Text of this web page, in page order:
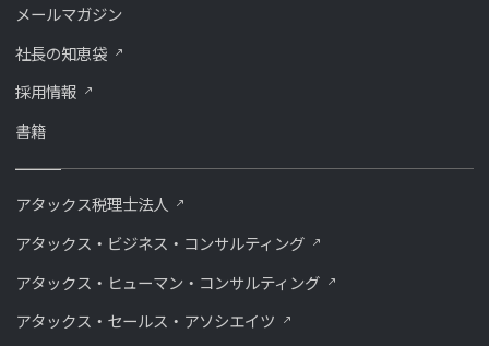
メールマガジン
社長の知恵袋
採用情報
書籍
アタックス税理士法人
アタックス・ビジネス・コンサルティング
アタックス・ヒューマン・コンサルティング
アタックス・セールス・アソシエイツ